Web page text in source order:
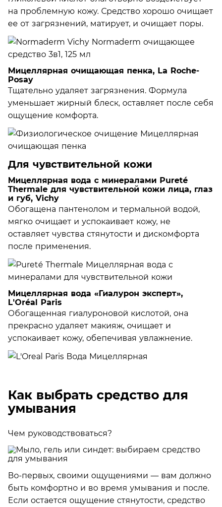
на проблемную кожу. Средство хорошо очищает
ее от загрязнений, матирует, и очищает поры.
Мицеллярная очищающая пенка, La Roche-
Posay
Тщательно удаляет загрязнения. Формула
уменьшает жирный блеск, оставляет после себя
ощущение комфорта.
Для чувствительной кожи
Мицеллярная вода с минералами Pureté
Thermale для чувствительной кожи лица, глаз
и губ, Vichy
Обогащена пантенолом и термальной водой,
мягко очищает и успокаивает кожу, не
оставляет чувства стянутости и дискомфорта
после применения.
Мицеллярная вода «Гиалурон эксперт»,
L'Oréal Paris
Обогащенная гиалуроновой кислотой, она
прекрасно удаляет макияж, очищает и
успокаивает кожу, обепечивая увлажнение.
Как выбрать средство для
умывания
Чем руководствоваться?
Во-первых, своими ощущениями — вам должно
быть комфортно и во время умывания и после.
Если остается ощущение стянутости, средство